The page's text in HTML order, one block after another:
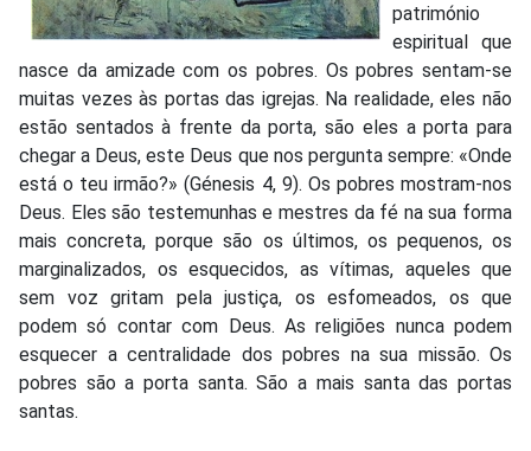
património
espiritual que
nasce da amizade com os pobres. Os pobres sentam-se
muitas vezes às portas das igrejas. Na realidade, eles não
estão sentados à frente da porta, são eles a porta para
chegar a Deus, este Deus que nos pergunta sempre: «Onde
está o teu irmão?» (Génesis 4, 9). Os pobres mostram-nos
Deus. Eles são testemunhas e mestres da fé na sua forma
mais concreta, porque são os últimos, os pequenos, os
marginalizados, os esquecidos, as vítimas, aqueles que
sem voz gritam pela justiça, os esfomeados, os que
podem só contar com Deus. As religiões nunca podem
esquecer a centralidade dos pobres na sua missão. Os
pobres são a porta santa. São a mais santa das portas
santas.